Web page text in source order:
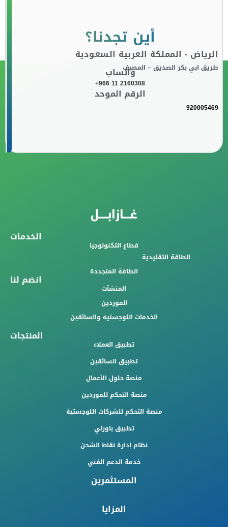
أين تجدنا؟
الرياض - المملكة العربية السعودية
طريق ابي بكر الصديق – المصيفواتساب
+966 11 2160308
الرقم الموحد
920005469
الخدمات
قطاع التكنولوجيا
الطاقة التقليدية
الطاقة المتجددة
انضم لنا
المنشآت
الموردين
الخدمات اللوجستيه والسائقين
المنتجات
تطبيق العملاء
تطبيق السائقين
منصة حلول الأعمال
منصة التحكم للموردين
منصة التحكم للشركات اللوجستية
تطبيق باورلي
نظام إدارة نقاط الشحن
خدمة الدعم الفني
المستثمرين
المزايا